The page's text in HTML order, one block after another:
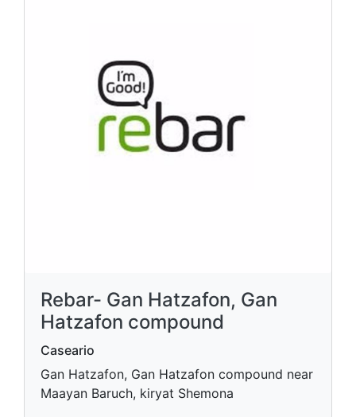
Rebar- Gan Hatzafon, Gan
Hatzafon compound
Caseario
Gan Hatzafon, Gan Hatzafon compound near
Maayan Baruch, kiryat Shemona